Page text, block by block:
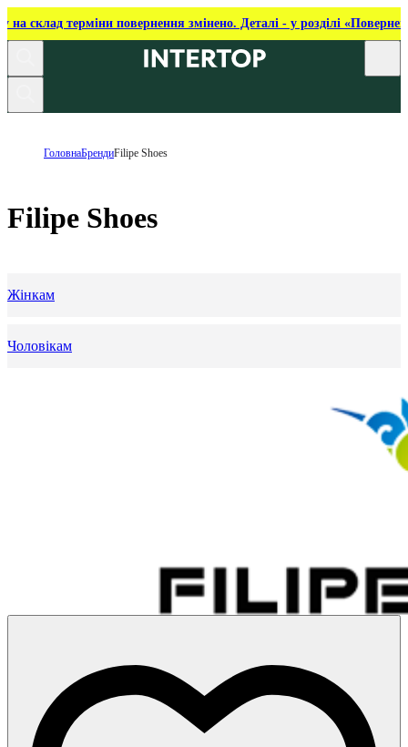
на склад терміни повернення змінено. Деталі - у розділі
ГоловнаБрендиFilipe Shoes
Filipe Shoes
Жінкам
Чоловікам